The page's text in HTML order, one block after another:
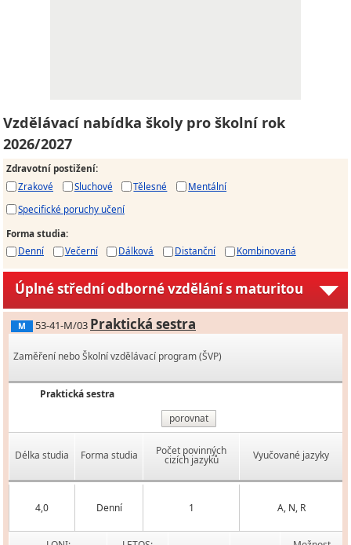
Vzdělávací nabídka školy pro školní rok
2026/2027
Zdravotní postižení:
Zrakové
Sluchové Tělesné
Mentální
Specifické poruchy učení
Forma studia:
Denní
Večerní Dálková Distanční Kombinovaná
Úplné střední odborné vzdělání s maturitou
M 53-41-M/03 Praktická sestra
Zaměření nebo Školní vzdělávací program (ŠVP)
Praktická sestra
porovnat
Délka studia Forma studia Počet povinných
cizích jazyků Vyučované jazyky
4,0 Denní 1 A, N, R